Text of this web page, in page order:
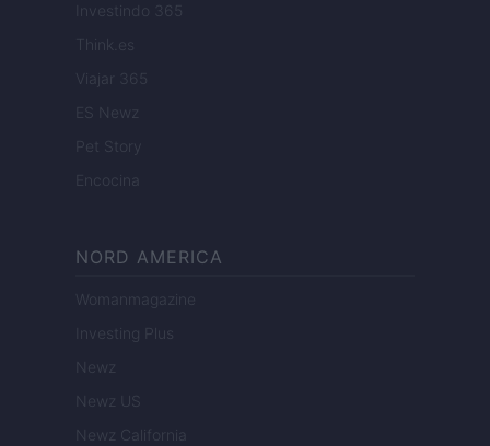
Investindo 365
Think.es
Viajar 365
ES Newz
Pet Story
Encocina
NORD AMERICA
Womanmagazine
Investing Plus
Newz
Newz US
Newz California